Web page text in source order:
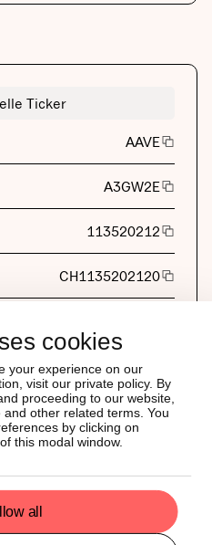
cookies
your experience on our
visit our private policy. By
proceeding to our website,
other related terms. You
by clicking on
this modal window.
all
Ticker
AAVE
A3GW2E
113520212
CH1135202120
AAVE.S
AAVE SW
Currency